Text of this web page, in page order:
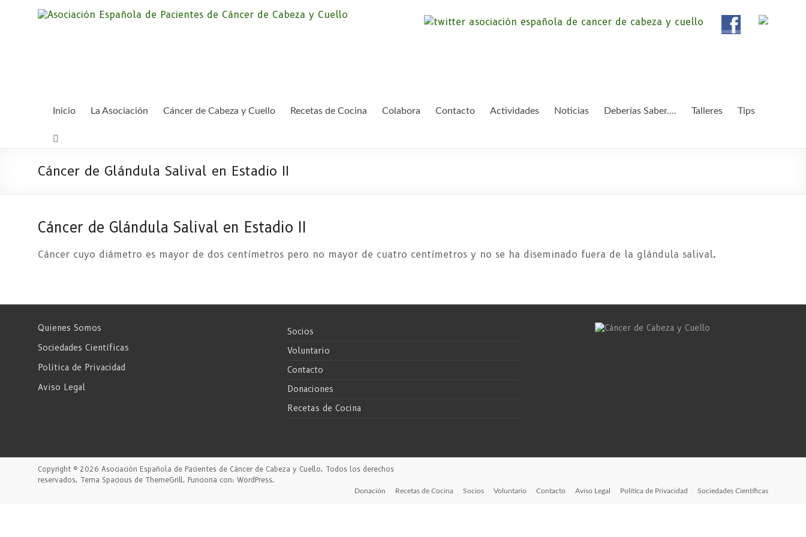
Asociación Española de Pacientes de
Somos la Asociación Española de Pacientes de Cáncer de Cabeza y cuello «APC», una
asociación sin animo de lucro que pretendemos apoyar a pacientes y familiares.
Inicio La Asociación Cáncer de Cabeza y Cuello Recetas de Cocina Colabora Contacto Actividades Noticias Deberías Saber…. Talleres Tips
Cáncer de Glándula Salival en Estadio II
Cáncer de Glándula Salival en Estadio II
Cáncer cuyo diámetro es mayor de dos centímetros pero no mayor de cuatro centímetros y no se ha diseminado fuera de la glándula salival.
Quienes Somos
Sociedades Científicas
Política de Privacidad
Aviso Legal
Socios
Voluntario
Contacto
Donaciones
Recetas de Cocina
Copyright © 2026 Asociación Española de Pacientes de Cáncer de Cabeza y Cuello. Todos los derechos
reservados. Tema Spacious de ThemeGrill. Funciona con: WordPress.
Donación Recetas de Cocina Socios Voluntario Contacto Aviso Legal Política de Privacidad Sociedades Científicas